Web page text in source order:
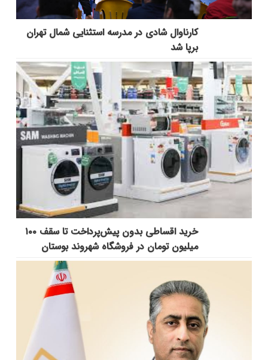
کارناوال شادی در مدرسه استثنایی شمال تهران
برپا شد
خرید اقساطی بدون پیش‌پرداخت تا سقف ۱۰۰
میلیون تومان در فروشگاه شهروند بوستان